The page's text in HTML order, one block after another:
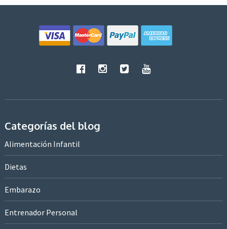
Categorías del blog
Alimentación Infantil
Dietas
Embarazo
Entrenador Personal